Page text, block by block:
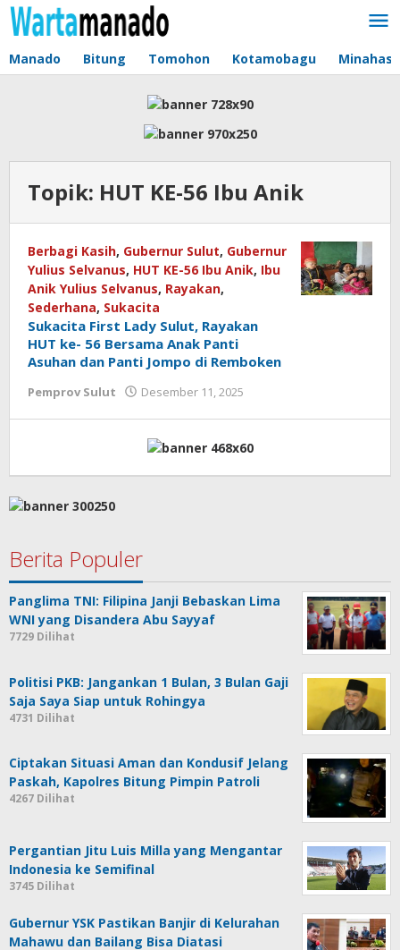
Lewati
ke
Manado Bitung Tomohon Kotamobagu Minahasa
Topik: HUT KE-56 Ibu Anik
Berbagi Kasih, Gubernur Sulut, Gubernur
Yulius Selvanus, HUT KE-56 Ibu Anik, Ibu
Anik Yulius Selvanus, Rayakan,
Sederhana, Sukacita
Sukacita First Lady Sulut, Rayakan
HUT ke- 56 Bersama Anak Panti
Asuhan dan Panti Jompo di Remboken
Pemprov Sulut Desember 11, 2025
Berita Populer
Panglima TNI: Filipina Janji Bebaskan Lima
WNI yang Disandera Abu Sayyaf
7729 Dilihat
Politisi PKB: Jangankan 1 Bulan, 3 Bulan Gaji
Saja Saya Siap untuk Rohingya
4731 Dilihat
Ciptakan Situasi Aman dan Kondusif Jelang
Paskah, Kapolres Bitung Pimpin Patroli
4267 Dilihat
Pergantian Jitu Luis Milla yang Mengantar
Indonesia ke Semifinal
3745 Dilihat
Gubernur YSK Pastikan Banjir di Kelurahan
Mahawu dan Bailang Bisa Diatasi